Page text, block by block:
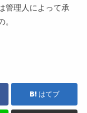
管理人によって承
。
はてブ